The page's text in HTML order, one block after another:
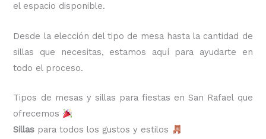
el espacio disponible.
Desde la elección del tipo de mesa hasta la cantidad de
sillas que necesitas, estamos aquí para ayudarte en
todo el proceso.
Tipos de mesas y sillas para fiestas en San Rafael que
ofrecemos
Sillas para todos los gustos y estilos